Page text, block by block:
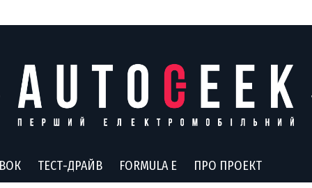
ТЕСТ-ДРАЙВ FORMULA E ПРО ПРОЕКТ